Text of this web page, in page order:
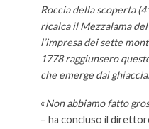
Roccia della scoperta
ricalca il Mezzalama
l’impresa dei sette
1778 raggiunsero
che emerge dai
«Non abbiamo fatto
– ha concluso il